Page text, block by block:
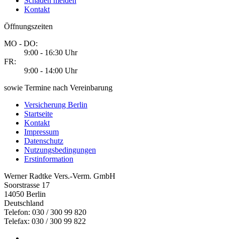
Kontakt
Öffnungszeiten
MO - DO:
9:00 - 16:30 Uhr
FR:
9:00 - 14:00 Uhr
sowie Termine nach Vereinbarung
Versicherung Berlin
Startseite
Kontakt
Impressum
Datenschutz
Nutzungsbedingungen
Erstinformation
Werner Radtke Vers.-Verm. GmbH
Soorstrasse 17
14050 Berlin
Deutschland
Telefon: 030 / 300 99 820
Telefax: 030 / 300 99 822